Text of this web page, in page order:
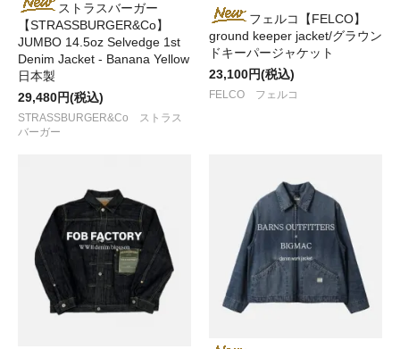
ストラスバーガー
【STRASSBURGER&Co】
JUMBO 14.5oz Selvedge 1st
Denim Jacket - Banana Yellow
日本製
29,480円(税込)
STRASSBURGER&Co ストラス
バーガー
フェルコ【FELCO】
ground keeper jacket/グラウン
ドキーパージャケット
23,100円(税込)
FELCO フェルコ